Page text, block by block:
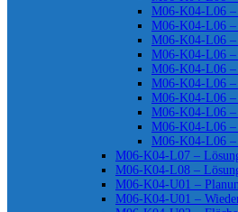
M06-K04-L06 –
M06-K04-L06 –
M06-K04-L06 –
M06-K04-L06 –
M06-K04-L06 –
M06-K04-L06 –
M06-K04-L06 –
M06-K04-L06 –
M06-K04-L06 –
M06-K04-L06 –
M06-K04-L07 –
M06-K04-L08 –
M06-K04-U01 –
M06-K04-U01 –